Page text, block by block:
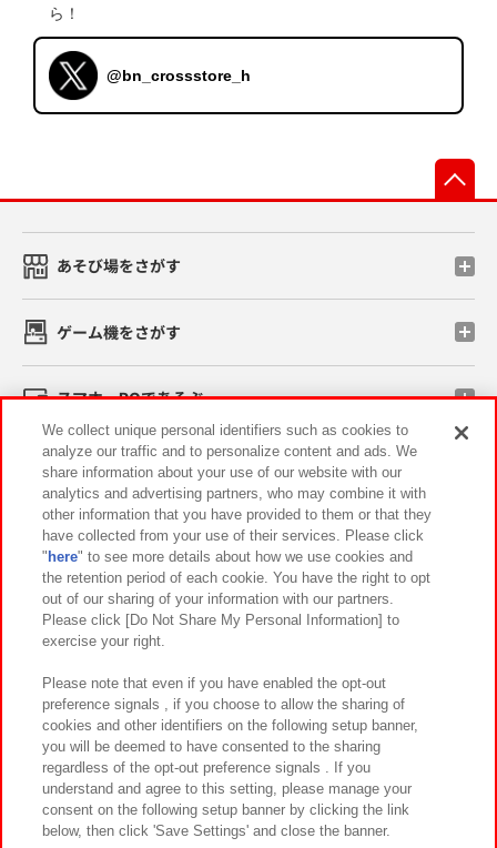
ら！
@bn_crossstore_h
あそび場をさがす
ゲーム機をさがす
スマホ・PCであそぶ
イベント・キャンペーン
関連会社 サステナビリティ サイトポリシー
プライバシーポリシー ウェブアクセシビリティ方針と検証結果
お取引先さまとともに
カスタマーハラスメント対応方針 よくあるご質問・お問い合わせ
©Bandai Namco Amusement Inc.
We collect unique personal identifiers such as cookies to
analyze our traffic and to personalize content and ads. We
share information about your use of our website with our
analytics and advertising partners, who may combine it with
other information that you have provided to them or that they
have collected from your use of their services. Please click
" here" to see more details about how we use cookies and
the retention period of each cookie. You have the right to opt
out of our sharing of your information with our partners.
Please click [Do Not Share My Personal Information] to
exercise your right.
Please note that even if you have enabled the opt-out
preference signals , if you choose to allow the sharing of
cookies and other identifiers on the following setup banner,
you will be deemed to have consented to the sharing
regardless of the opt-out preference signals . If you
understand and agree to this setting, please manage your
consent on the following setup banner by clicking the link
below, then click 'Save Settings' and close the banner.